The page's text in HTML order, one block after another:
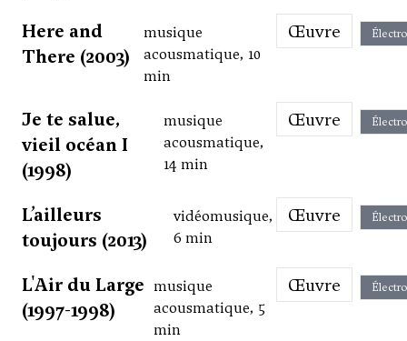
Here and
There (2003)
musique
acousmatique, 10
min
Œuvre
Je te salue,
vieil océan I
(1998)
musique
acousmatique,
14 min
Œuvre
L’ailleurs
toujours (2013)
vidéomusique,
6 min
Œuvre
L'Air du Large
(1997-1998)
musique
acousmatique, 5
min
Œuvre